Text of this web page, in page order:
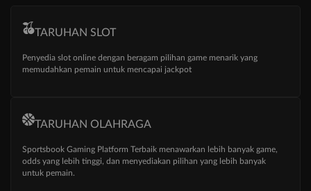
TARUHAN SLOT
Penyedia slot online dengan beragam pilihan game menarik yang
memudahkan pemain untuk mencapai jackpot
TARUHAN OLAHRAGA
Sportsbook Gaming Platform Terbaik menawarkan lebih banyak game,
odds yang lebih tinggi, dan menyediakan pilihan yang lebih banyak
untuk pemain.